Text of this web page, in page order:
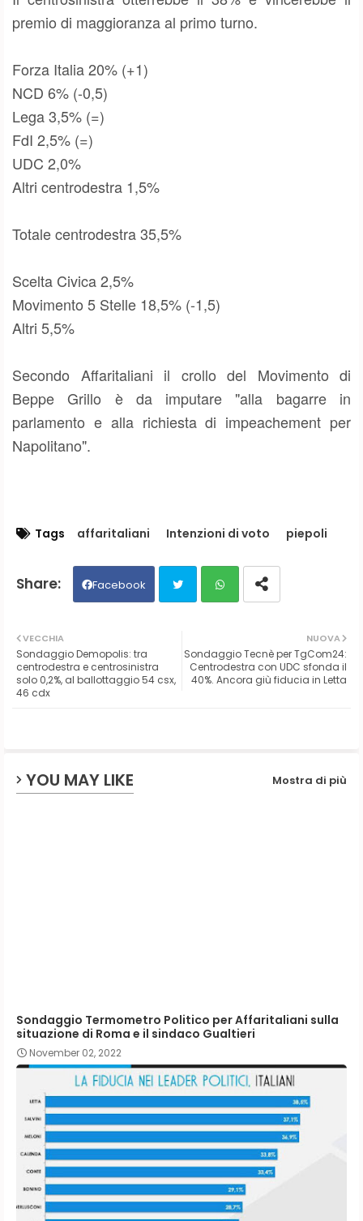
premio di maggioranza al primo turno.
Forza Italia 20% (+1)
NCD 6% (-0,5)
Lega 3,5% (=)
FdI 2,5% (=)
UDC 2,0%
Altri centrodestra 1,5%
Totale centrodestra 35,5%
Scelta Civica 2,5%
Movimento 5 Stelle 18,5% (-1,5)
Altri 5,5%
Secondo Affaritaliani il crollo del Movimento di
Beppe Grillo è da imputare "alla bagarre in
parlamento e alla richiesta di impeachement per
Napolitano".
Tags affaritaliani Intenzioni di voto piepoli
Facebook
ter ats
NUOVA
Sondaggio Tecnè per TgCom24:
Centrodestra con UDC sfonda il
40%. Ancora giù fiducia in Letta
VECCHIA
Sondaggio Demopolis: tra
centrodestra e centrosinistra
solo 0,2%, al ballottaggio 54 csx,
46 cdx
YOU MAY LIKE Mostra di più
Sondaggio Termometro Politico per Affaritaliani sulla
situazione di Roma e il sindaco Gualtieri
November 02, 2022